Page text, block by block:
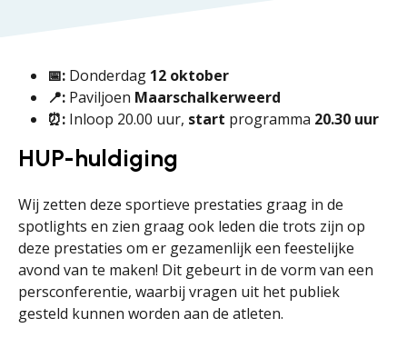
📅: Donderdag 12 oktober
📍: Paviljoen Maarschalkerweerd
⏰: Inloop 20.00 uur, start programma 20.30 uur
HUP-huldiging
Wij zetten deze sportieve prestaties graag in de
spotlights en zien graag ook leden die trots zijn op
deze prestaties om er gezamenlijk een feestelijke
avond van te maken! Dit gebeurt in de vorm van een
persconferentie, waarbij vragen uit het publiek
gesteld kunnen worden aan de atleten.